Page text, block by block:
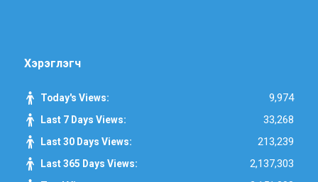
Хэрэглэгч
Today's Views: 9,974
Last 7 Days Views: 33,268
Last 30 Days Views: 213,239
Last 365 Days Views: 2,137,303